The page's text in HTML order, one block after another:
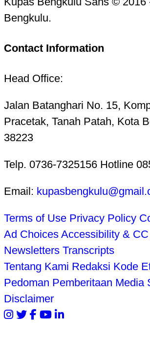
Bengkulu.
Contact Information
Head Office:
Jalan Batanghari No. 15,
Pracetak, Tanah Patah, Kota
38223
Telp. 0736-7325156 Hotline
Email:
Terms of Use Privacy Policy
Ad Choices Accessibility & CC
Newsletters Transcripts
Tentang Kami Redaksi Kode
Pedoman Pemberitaan Media
Disclaimer